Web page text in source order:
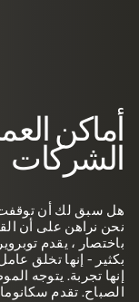
أماكن
الشركات
هل سبق لك أن
نحن نراهن على أن
باختصار ، يقدم
بكثير - إنها تخلق
إنها تجربة. يتوجه
الصباح. تقدم